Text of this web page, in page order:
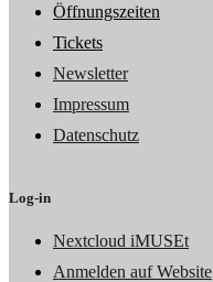
Öffnungszeiten
Tickets
Newsletter
Impressum
Datenschutz
Log-in
Nextcloud iMUSEt
Anmelden auf Website